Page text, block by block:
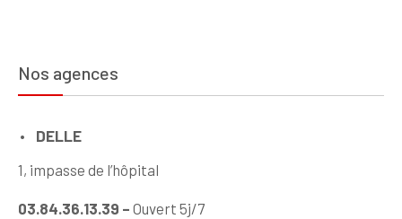
l’article
Nos agences
DELLE
1, impasse de l’hôpital
03.84.36.13.39 – Ouvert 5j/7